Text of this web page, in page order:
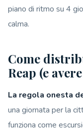
piano di ritmo su 4
calma.
Come
Reap (e
La regola onesta
una giornata per la
funziona come